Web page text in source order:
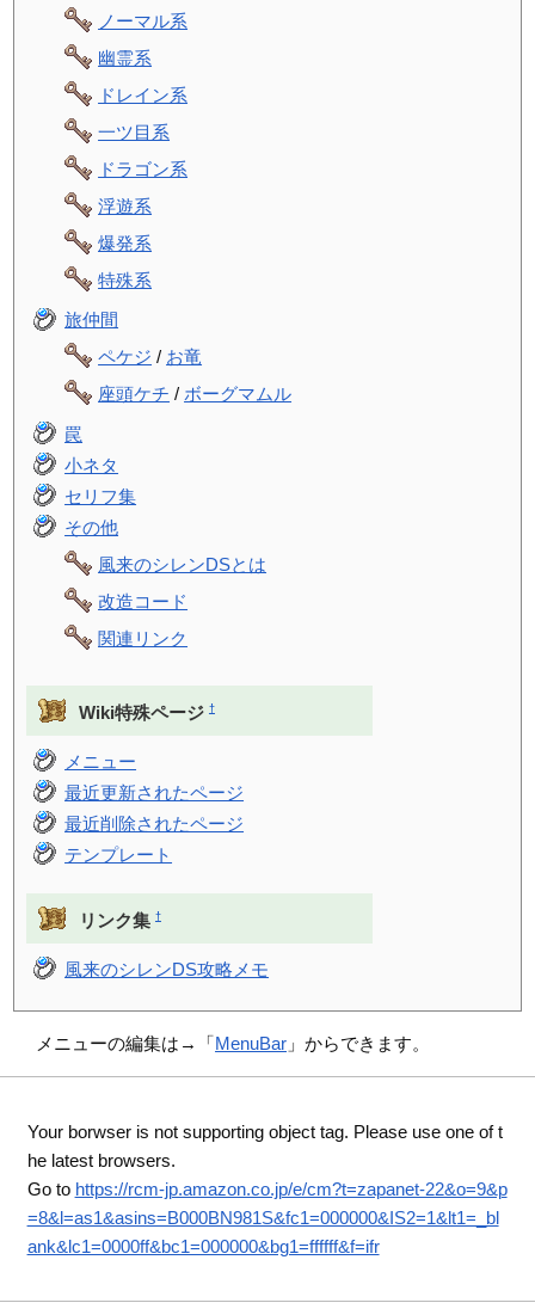
ノーマル系
幽霊系
ドレイン系
一ツ目系
ドラゴン系
浮遊系
爆発系
特殊系
旅仲間
ペケジ / お竜
座頭ケチ / ボーグマムル
罠
小ネタ
セリフ集
その他
風来のシレンDSとは
改造コード
関連リンク
Wiki特殊ページ †
メニュー
最近更新されたページ
最近削除されたページ
テンプレート
リンク集 †
風来のシレンDS攻略メモ
メニューの編集は→「 MenuBar 」からできます。
Your borwser is not supporting object tag. Please use one of t
he latest browsers.
Go to https://rcm-jp.amazon.co.jp/e/cm?t=zapanet-22&o=9&p
=8&l=as1&asins=B000BN981S&fc1=000000&IS2=1&lt1=_bl
ank&lc1=0000ff&bc1=000000&bg1=ffffff&f=ifr